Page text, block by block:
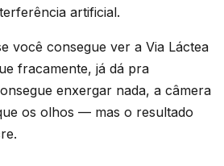
artificial.
você consegue ver a Via Láctea
fracamente, já dá pra
enxergar nada, a câmera
os olhos — mas o resultado